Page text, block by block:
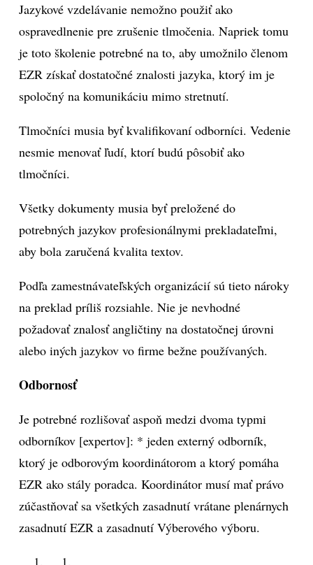
Jazykové vzdelávanie nemožno použiť ako
ospravedlnenie pre zrušenie tlmočenia. Napriek tomu
je toto školenie potrebné na to, aby umožnilo členom
EZR získať dostatočné znalosti jazyka, ktorý im je
spoločný na komunikáciu mimo stretnutí.
Tlmočníci musia byť kvalifikovaní odborníci. Vedenie
nesmie menovať ľudí, ktorí budú pôsobiť ako
tlmočníci.
Všetky dokumenty musia byť preložené do
potrebných jazykov profesionálnymi prekladateľmi,
aby bola zaručená kvalita textov.
Podľa zamestnávateľských organizácií sú tieto nároky
na preklad príliš rozsiahle. Nie je nevhodné
požadovať znalosť angličtiny na dostatočnej úrovni
alebo iných jazykov vo firme bežne používaných.
Odbornosť
Je potrebné rozlišovať aspoň medzi dvoma typmi
odborníkov [expertov]: * jeden externý odborník,
ktorý je odborovým koordinátorom a ktorý pomáha
EZR ako stály poradca. Koordinátor musí mať právo
zúčastňovať sa všetkých zasadnutí vrátane plenárnych
zasadnutí EZR a zasadnutí Výberového výboru.